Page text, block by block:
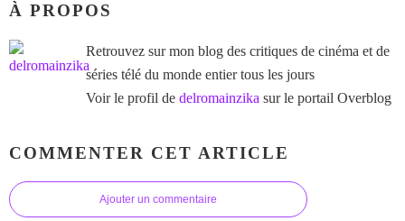
À PROPOS
Retrouvez sur mon blog des critiques de cinéma et de
séries télé du monde entier tous les jours
Voir le profil de delromainzika sur le portail Overblog
COMMENTER CET ARTICLE
Ajouter un commentaire